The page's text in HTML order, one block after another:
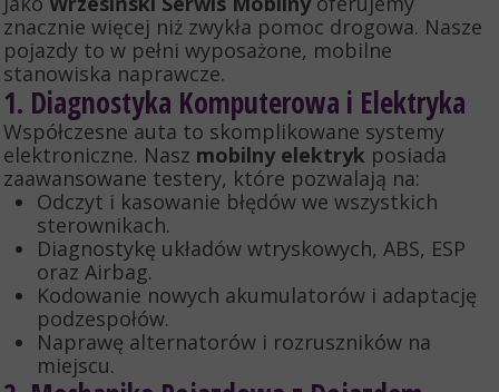
znacznie więcej niż zwykła pomoc drogowa. Nasze
pojazdy to w pełni wyposażone, mobilne
stanowiska naprawcze.
1. Diagnostyka Komputerowa i Elektryka
Współczesne auta to skomplikowane systemy
elektroniczne. Nasz mobilny elektryk posiada
zaawansowane testery, które pozwalają na:
Odczyt i kasowanie błędów we wszystkich
sterownikach.
Diagnostykę układów wtryskowych, ABS, ESP
oraz Airbag.
Kodowanie nowych akumulatorów i adaptację
podzespołów.
Naprawę alternatorów i rozruszników na
miejscu.